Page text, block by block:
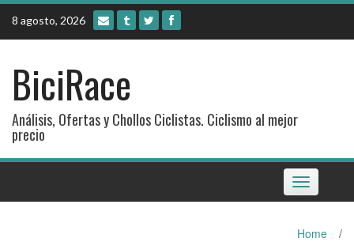
Skip
content
8 agosto, 2026
BiciRace
Análisis, Ofertas y Chollos Ciclistas. Ciclismo al mejor
precio
Toggle
navigation
Home /